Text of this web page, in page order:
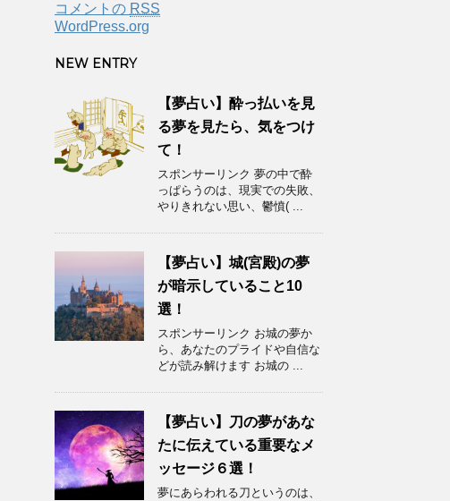
コメントの RSS
WordPress.org
NEW ENTRY
【夢占い】酔っ払いを見
る夢を見たら、気をつけ
て！
スポンサーリンク 夢の中で酔
っぱらうのは、現実での失敗、
やりきれない思い、鬱憤( ...
【夢占い】城(宮殿)の夢
が暗示していること10
選！
スポンサーリンク お城の夢か
ら、あなたのプライドや自信な
どが読み解けます お城の ...
【夢占い】刀の夢があな
たに伝えている重要なメ
ッセージ６選！
夢にあらわれる刀というのは、